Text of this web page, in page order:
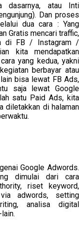
dasarnya, atau Inti
Dan proses
dua cara : Yang
Gratis mencari traffic,
di FB / Instagram /
kita mendapatkan
yang kedua, yakni
berbayar atau
bisa lewat FB Ads,
saja lewat Google
satu Paid Ads, kita
diletakkan di halaman
Google Adwords.
dimulai dari cara
riset keyword,
adwords, setting
analisa digital